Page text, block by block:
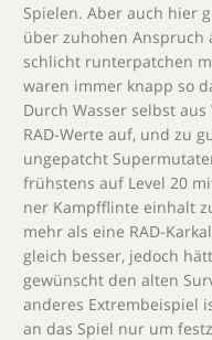
Spielen. Aber auch hier
über zuhohen
schlicht runterpatchen
waren immer knapp so
Durch Wasser selbst
RAD-Werte auf, und zu
ungepatcht
frühstens auf Level 20
ner Kampfflinte einhalt
mehr als eine RAD-
gleich besser, jedoch
gewünscht den alten
anderes Extrembeispiel
an das Spiel nur um